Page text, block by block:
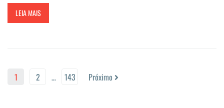
LEIA MAIS
1 2 … 143 Próximo